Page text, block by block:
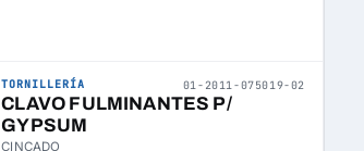
TORNILLERÍA 01-2011-075019-02
CLAVO FULMINANTES P/
GYPSUM
CINCADO